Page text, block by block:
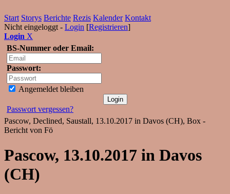
Start Storys Berichte Rezis Kalender Kontakt
Nicht eingeloggt - Login [Registrieren]
Login X
BS-Nummer oder Email:
Passwort:
Angemeldet bleiben
Passwort vergessen?
Pascow, Declined, Saustall, 13.10.2017 in Davos (CH), Box -
Bericht von Fö
Pascow, 13.10.2017 in Davos
(CH)